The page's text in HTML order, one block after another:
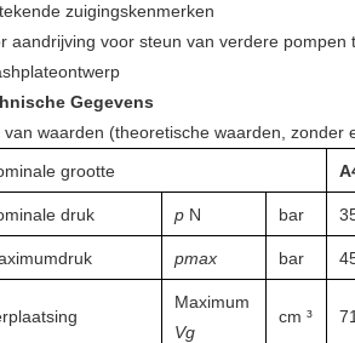
zuigingskenmerken
aandrijving voor steun van verdere pompen
Gegevens
van waarden (theoretische waarden,
grootte
druk p N bar
pmax bar
Maximum
Vg
cm ³ 71